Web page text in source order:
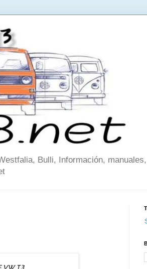
Bulli, Información,